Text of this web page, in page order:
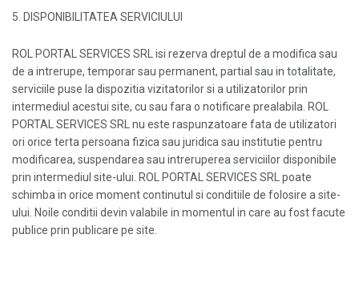
5. DISPONIBILITATEA SERVICIULUI
ROL PORTAL SERVICES SRL isi rezerva dreptul de a modifica sau
de a intrerupe, temporar sau permanent, partial sau in totalitate,
serviciile puse la dispozitia vizitatorilor si a utilizatorilor prin
intermediul acestui site, cu sau fara o notificare prealabila. ROL
PORTAL SERVICES SRL nu este raspunzatoare fata de utilizatori
ori orice terta persoana fizica sau juridica sau institutie pentru
modificarea, suspendarea sau intreruperea serviciilor disponibile
prin intermediul site-ului. ROL PORTAL SERVICES SRL poate
schimba in orice moment continutul si conditiile de folosire a site-
ului. Noile conditii devin valabile in momentul in care au fost facute
publice prin publicare pe site.